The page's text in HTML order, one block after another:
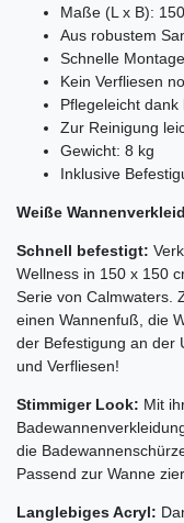
Maße (L x B):
Aus robustem
Schnelle
Kein Verfliesen
Pflegeleicht
Zur Reinigung
Gewicht: 8 kg
Inklusive
Weiße
Schnell befestigt:
Wellness in 150 x 150
Serie von Calmwaters.
einen Wannenfuß, die
der Befestigung an der
und Verfliesen!
Stimmiger Look: Mit
die
Passend zur Wanne
Langlebiges Acryl: